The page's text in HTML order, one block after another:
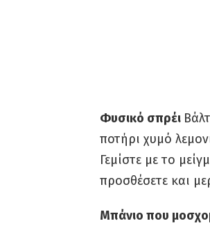
Φυσικό σπρέι
ποτήρι χυμό
Γεμίστε με το
προσθέσετε και
Μπάνιο που